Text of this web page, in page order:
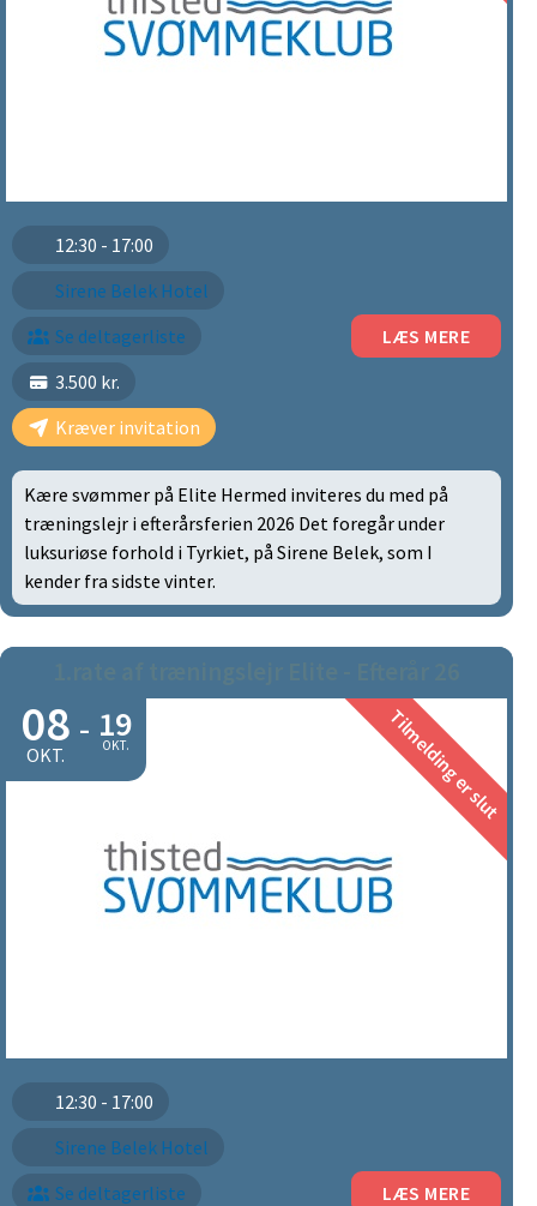
12:30 - 17:00
Sirene Belek Hotel
Se deltagerliste
3.500 kr.
Kræver invitation
LÆS MERE
Kære svømmer på Elite Hermed inviteres du med på
træningslejr i efterårsferien 2026 Det foregår under
luksuriøse forhold i Tyrkiet, på Sirene Belek, som I
kender fra sidste vinter.
08
OKT.
- 19
OKT. Tilmelding er slut
12:30 - 17:00
Sirene Belek Hotel
Se deltagerliste
LÆS MERE